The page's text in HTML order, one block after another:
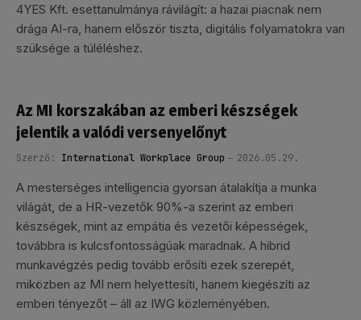
4YES Kft. esettanulmánya rávilágít: a hazai piacnak nem
drága AI-ra, hanem először tiszta, digitális folyamatokra van
szüksége a túléléshez.
Az MI korszakában az emberi készségek
jelentik a valódi versenyelőnyt
Szerző: International Workplace Group 2026.05.29.
A mesterséges intelligencia gyorsan átalakítja a munka
világát, de a HR-vezetők 90%-a szerint az emberi
készségek, mint az empátia és vezetői képességek,
továbbra is kulcsfontosságúak maradnak. A hibrid
munkavégzés pedig tovább erősíti ezek szerepét,
miközben az MI nem helyettesíti, hanem kiegészíti az
emberi tényezőt – áll az IWG közleményében.